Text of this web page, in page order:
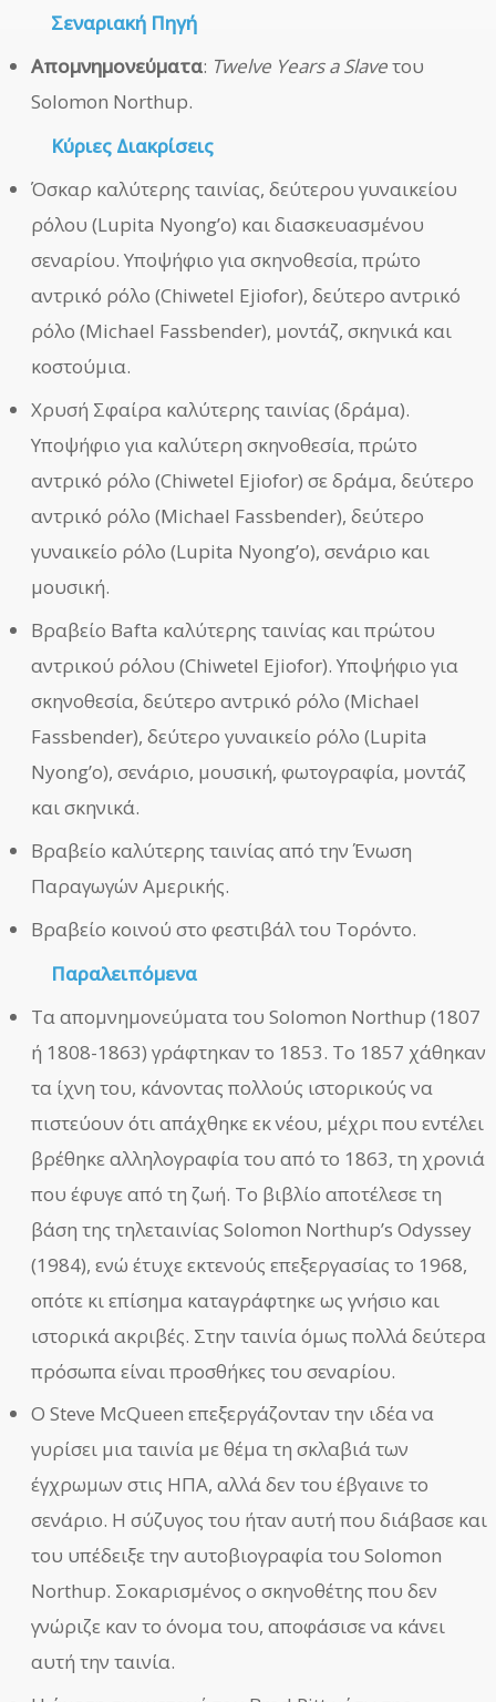
Σεναριακή Πηγή
Απομνημονεύματα: Twelve Years a Slaveτου
Solomon Northup.
Κύριες Διακρίσεις
Όσκαρ καλύτερης ταινίας, δεύτερου γυναικείου
ρόλου (Lupita Nyong’o) και διασκευασμένου
σεναρίου. Υποψήφιο για σκηνοθεσία, πρώτο
αντρικό ρόλο (Chiwetel Ejiofor), δεύτερο αντρικό
ρόλο (Michael Fassbender), μοντάζ, σκηνικά και
κοστούμια.
Χρυσή Σφαίρα καλύτερης ταινίας (δράμα).
Υποψήφιο για καλύτερη σκηνοθεσία, πρώτο
αντρικό ρόλο (Chiwetel Ejiofor) σε δράμα, δεύτερο
αντρικό ρόλο (Michael Fassbender), δεύτερο
γυναικείο ρόλο (Lupita Nyong’o), σενάριο και
μουσική.
Βραβείο Bafta καλύτερης ταινίας και πρώτου
αντρικού ρόλου (Chiwetel Ejiofor). Υποψήφιο για
σκηνοθεσία, δεύτερο αντρικό ρόλο (Michael
Fassbender), δεύτερο γυναικείο ρόλο (Lupita
Nyong’o), σενάριο, μουσική, φωτογραφία, μοντάζ
και σκηνικά.
Βραβείο καλύτερης ταινίας από την Ένωση
Παραγωγών Αμερικής.
Βραβείο κοινού στο φεστιβάλ του Τορόντο.
Παραλειπόμενα
Τα απομνημονεύματα του Solomon Northup (1807
ή 1808-1863) γράφτηκαν το 1853. Το 1857 χάθηκαν
τα ίχνη του, κάνοντας πολλούς ιστορικούς να
πιστεύουν ότι απάχθηκε εκ νέου, μέχρι που εντέλει
βρέθηκε αλληλογραφία του από το 1863, τη χρονιά
που έφυγε από τη ζωή. Το βιβλίο αποτέλεσε τη
βάση της τηλεταινίας Solomon Northup’s Odyssey
(1984), ενώ έτυχε εκτενούς επεξεργασίας το 1968,
οπότε κι επίσημα καταγράφτηκε ως γνήσιο και
ιστορικά ακριβές. Στην ταινία όμως πολλά δεύτερα
πρόσωπα είναι προσθήκες του σεναρίου.
Ο Steve McQueen επεξεργάζονταν την ιδέα να
γυρίσει μια ταινία με θέμα τη σκλαβιά των
έγχρωμων στις ΗΠΑ, αλλά δεν του έβγαινε το
σενάριο. Η σύζυγος του ήταν αυτή που διάβασε και
του υπέδειξε την αυτοβιογραφία του Solomon
Northup. Σοκαρισμένος ο σκηνοθέτης που δεν
γνώριζε καν το όνομα του, αποφάσισε να κάνει
αυτή την ταινία.